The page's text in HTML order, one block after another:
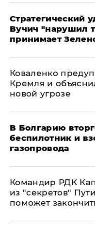
Стратегический
Вучич "нарушил
принимает
Коваленко
Кремля и
новой угрозе
В Болгарию
беспилотник и
газопровода
Командир РДК
из "секретов"
поможет